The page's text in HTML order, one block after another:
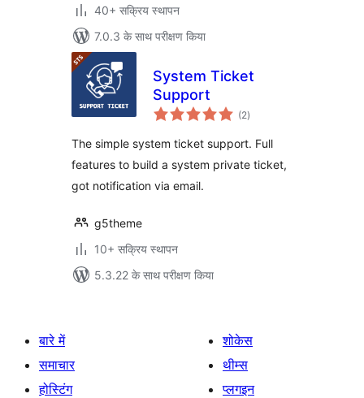
40+ सक्रिय स्थापन
7.0.3 के साथ परीक्षण किया
System Ticket
Support
(2कुल
दर)
The simple system ticket support. Full
features to build a system private ticket,
got notification via email.
g5theme
10+ सक्रिय स्थापन
5.3.22 के साथ परीक्षण किया
बारे में
समाचार
होस्टिंग
शोकेस
थीम्स
प्लगइन